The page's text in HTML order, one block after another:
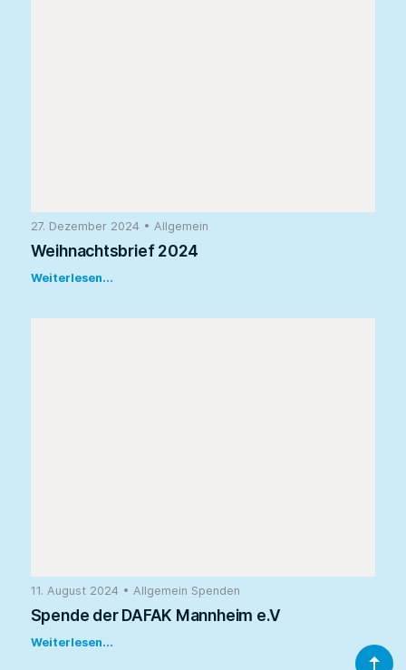
27. Dezember 2024 • Allgemein
Weihnachtsbrief 2024
Weiterlesen...
11. August 2024 • Allgemein Spenden
Spende der DAFAK Mannheim e.V
Weiterlesen...